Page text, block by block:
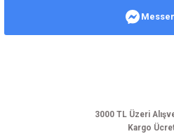
Ürün resmi kalitesiz, bozuk veya
3000 TL Üzeri
Kargo